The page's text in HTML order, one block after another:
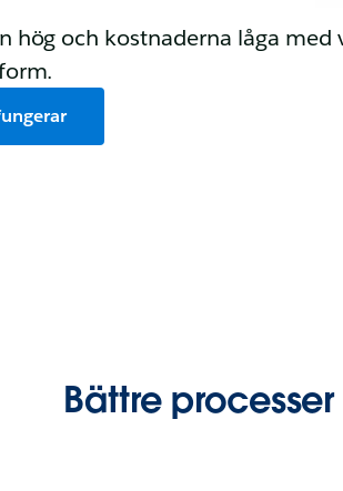
hög och kostnaderna låga med
Bättre